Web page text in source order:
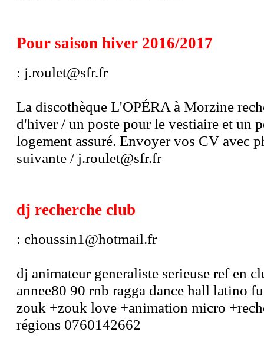
Pour saison hiver 2016/2017
: j.roulet@sfr.fr
La discothèque L'OPÉRA à Morzine
d'hiver / un poste pour le vestiaire et un
logement assuré. Envoyer vos CV avec
suivante / j.roulet@sfr.fr
dj recherche club
: choussin1@hotmail.fr
dj animateur generaliste serieuse ref en
annee80 90 rnb ragga dance hall latino
zouk +zouk love +animation micro
régions 0760142662